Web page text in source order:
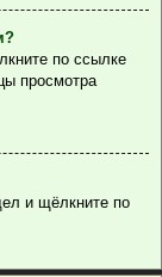
по ссылке
просмотра
и щёлкните по